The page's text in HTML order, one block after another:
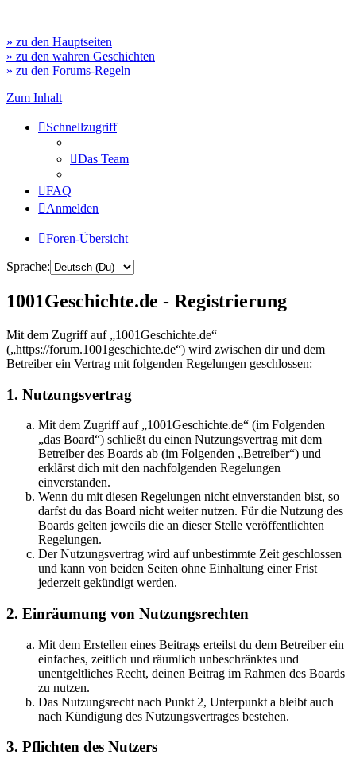
» zu den Hauptseiten
» zu den wahren Geschichten
» zu den Forums-Regeln
Zum Inhalt
Schnellzugriff
Das Team
FAQ
Anmelden
Foren-Übersicht
Sprache:
1001Geschichte.de - Registrierung
Mit dem Zugriff auf „1001Geschichte.de“
(„https://forum.1001geschichte.de“) wird zwischen dir und dem
Betreiber ein Vertrag mit folgenden Regelungen geschlossen:
1. Nutzungsvertrag
Mit dem Zugriff auf „1001Geschichte.de“ (im Folgenden
„das Board“) schließt du einen Nutzungsvertrag mit dem
Betreiber des Boards ab (im Folgenden „Betreiber“) und
erklärst dich mit den nachfolgenden Regelungen
einverstanden.
Wenn du mit diesen Regelungen nicht einverstanden bist, so
darfst du das Board nicht weiter nutzen. Für die Nutzung des
Boards gelten jeweils die an dieser Stelle veröffentlichten
Regelungen.
Der Nutzungsvertrag wird auf unbestimmte Zeit geschlossen
und kann von beiden Seiten ohne Einhaltung einer Frist
jederzeit gekündigt werden.
2. Einräumung von Nutzungsrechten
Mit dem Erstellen eines Beitrags erteilst du dem Betreiber ein
einfaches, zeitlich und räumlich unbeschränktes und
unentgeltliches Recht, deinen Beitrag im Rahmen des Boards
zu nutzen.
Das Nutzungsrecht nach Punkt 2, Unterpunkt a bleibt auch
nach Kündigung des Nutzungsvertrages bestehen.
3. Pflichten des Nutzers